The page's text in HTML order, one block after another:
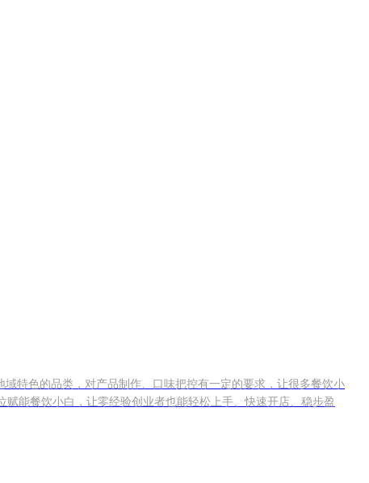
特色的品类，对产品制作、口味把控有一定的要求，让很多餐饮小
能餐饮小白，让零经验创业者也能轻松上手、快速开店、稳步盈